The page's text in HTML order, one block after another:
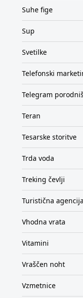
Suhe fige
Sup
Svetilke
Telefonski
Telegram
Teran
Tesarske storitve
Trda voda
Treking čevlji
Turistična agencija
Vhodna vrata
Vitamini
Vraščen noht
Vzmetnice